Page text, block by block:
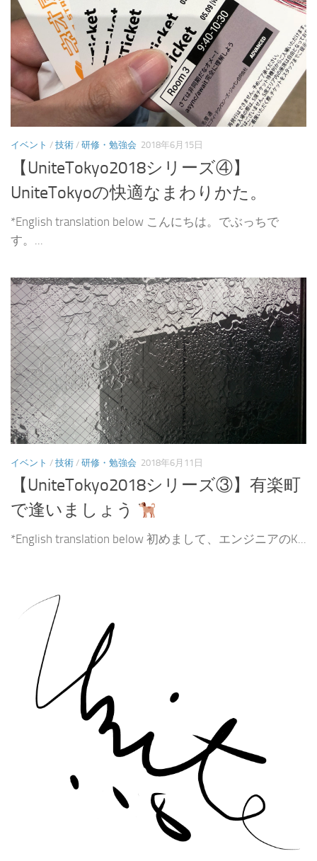
イベント / 技術 / 研修・勉強会 2018年6月15日
【UniteTokyo2018シリーズ④】
UniteTokyoの快適なまわりかた。
*English translation below こんにちは。でぶっちで
す。...
イベント / 技術 / 研修・勉強会 2018年6月11日
【UniteTokyo2018シリーズ③】有楽町
で逢いましょう
*English translation below 初めまして、エンジニアのK...